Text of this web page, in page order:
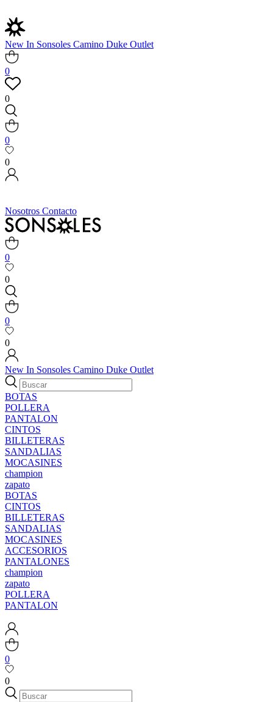
New In Sonsoles Camino Duke Outlet
0
0
0
0
Nosotros Contacto
0
0
0
0
New In Sonsoles Camino Duke Outlet
BOTAS
POLLERA
PANTALON
CINTOS
BILLETERAS
SANDALIAS
MOCASINES
champion
zapato
BOTAS
CINTOS
BILLETERAS
SANDALIAS
MOCASINES
ACCESORIOS
PANTALONES
champion
zapato
POLLERA
PANTALON
0
0